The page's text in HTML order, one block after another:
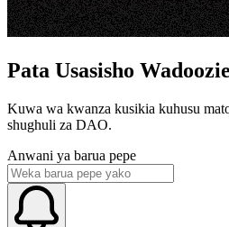
Pata Usasisho Wadoozie
Kuwa wa kwanza kusikia kuhusu
shughuli za DAO.
Anwani ya barua pepe